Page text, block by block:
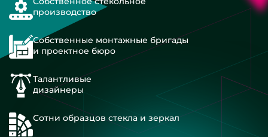
производство
Собственные монтажные бригады
и проектное бюро
Талантливые
дизайнеры
Сотни образцов стекла и зеркал